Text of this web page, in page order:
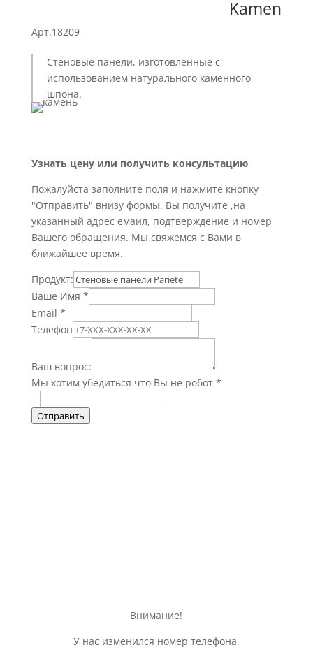
Kamen
Арт.18209
Стеновые панели, изготовленные с
использованием натурального каменного
шпона.
Узнать цену или получить консультацию
Пожалуйста заполните поля и нажмите кнопку
"Отправить" внизу формы. Вы получите ,на
указанный адрес емаил, подтверждение и номер
Вашего обращения. Мы свяжемся с Вами в
ближайшее время.
Продукт:
Ваше Имя *
Email *
Телефон
Ваш вопрос:
Мы хотим убедиться что Вы не робот *
=
Отправить
Внимание!
У нас изменился номер телефона.